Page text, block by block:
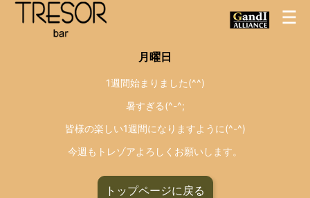
月曜日
1週間始まりました(^^)
暑すぎる(^-^;
皆様の楽しい1週間になりますように(^-^)
今週もトレゾアよろしくお願いします。
トップページに戻る